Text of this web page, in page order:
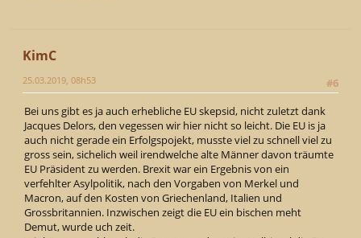
KimC
#6
25.03.2019, 08h53
Bei uns gibt es ja auch erhebliche EU skepsid, nicht zuletzt dank
Jacques Delors, den vegessen wir hier nicht so leicht. Die EU is ja
auch nicht gerade ein Erfolgspojekt, musste viel zu schnell viel zu
gross sein, sichelich weil irendwelche alte Männer davon träumte
EU Präsident zu werden. Brexit war ein Ergebnis von ein
verfehlter Asylpolitik, nach den Vorgaben von Merkel und
Macron, auf den Kosten von Griechenland, Italien und
Grossbritannien. Inzwischen zeigt die EU ein bischen meht
Demut, wurde uch zeit.